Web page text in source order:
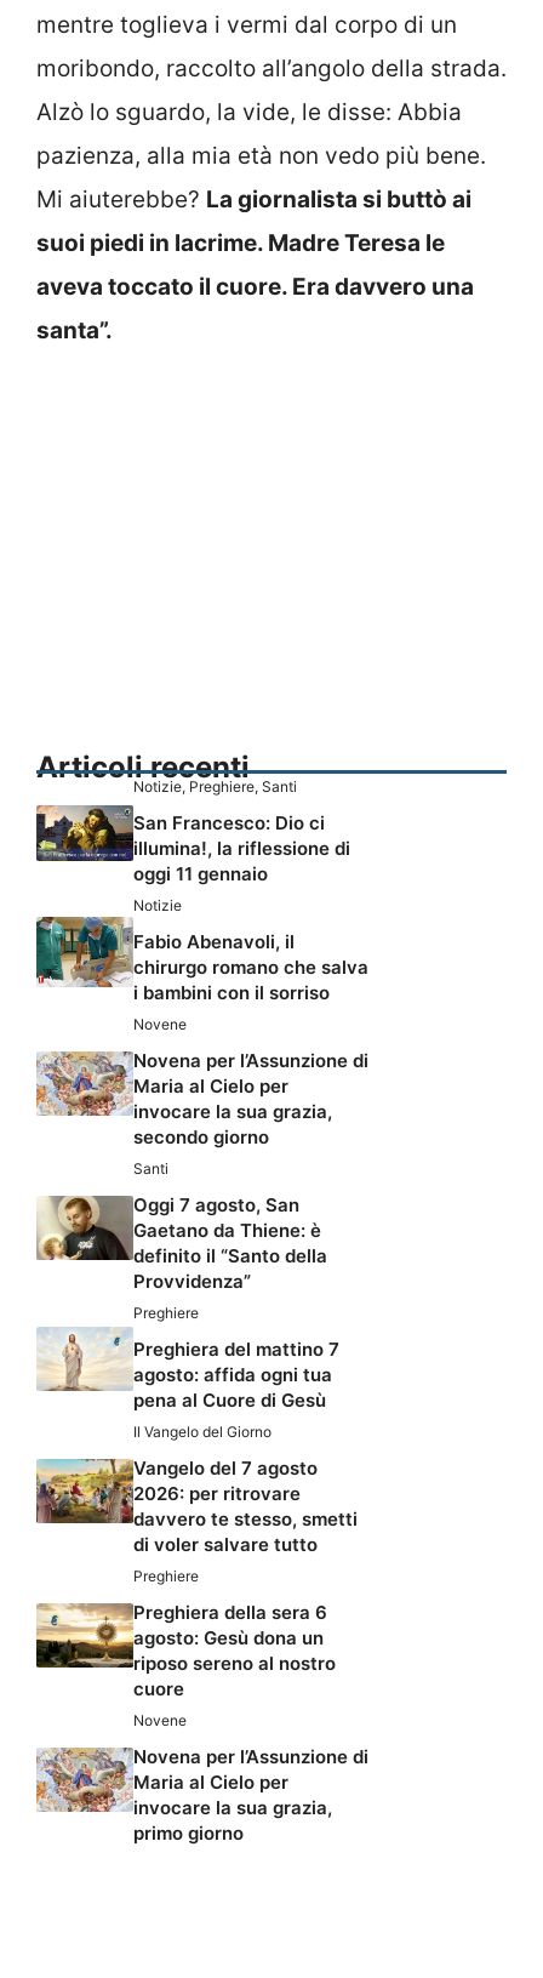
mentre toglieva i vermi dal corpo di un
moribondo, raccolto all’angolo della strada.
Alzò lo sguardo, la vide, le disse: Abbia
pazienza, alla mia età non vedo più bene.
Mi aiuterebbe? La giornalista si buttò ai
suoi piedi in lacrime. Madre Teresa le
aveva toccato il cuore. Era davvero una
santa”.
Articoli recenti
Notizie, Preghiere, Santi
San Francesco: Dio ci
illumina!, la riflessione di
oggi 11 gennaio
Notizie
Fabio Abenavoli, il
chirurgo romano che salva
i bambini con il sorriso
Novene
Novena per l’Assunzione di
Maria al Cielo per
invocare la sua grazia,
secondo giorno
Santi
Oggi 7 agosto, San
Gaetano da Thiene: è
definito il “Santo della
Provvidenza”
Preghiere
Preghiera del mattino 7
agosto: affida ogni tua
pena al Cuore di Gesù
Il Vangelo del Giorno
Vangelo del 7 agosto
2026: per ritrovare
davvero te stesso, smetti
di voler salvare tutto
Preghiere
Preghiera della sera 6
agosto: Gesù dona un
riposo sereno al nostro
cuore
Novene
Novena per l’Assunzione di
Maria al Cielo per
invocare la sua grazia,
primo giorno